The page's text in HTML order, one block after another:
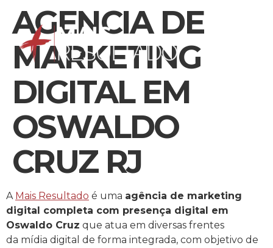
AGENCIA DE
MARKETING
DIGITAL EM
OSWALDO
CRUZ RJ
A Mais Resultado é uma agência de marketing
digital completa com presença digital em
Oswaldo Cruz que atua em diversas frentes
da mídia digital de forma integrada, com objetivo de